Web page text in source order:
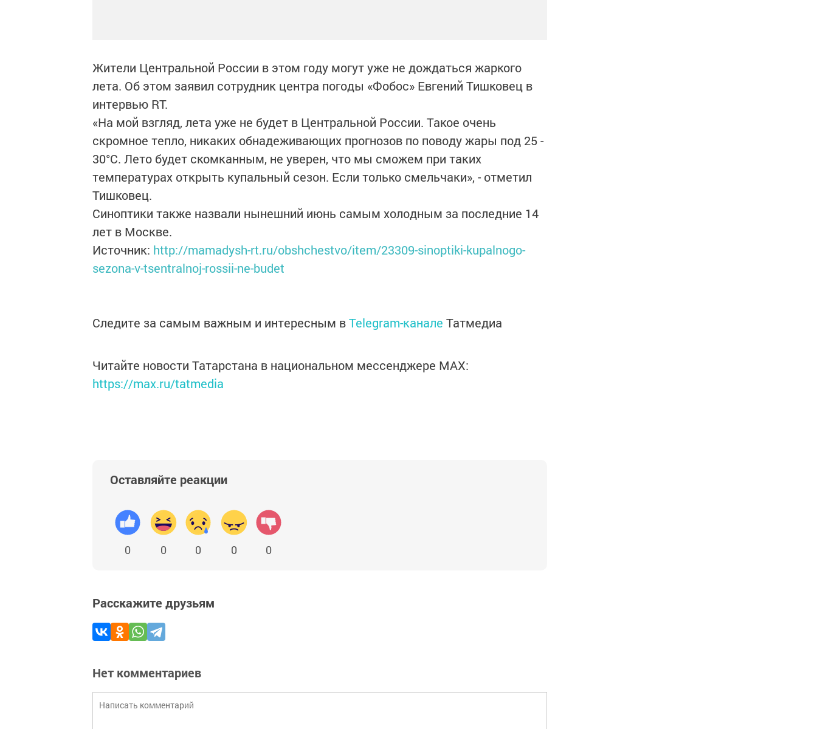
Жители Центральной России в этом году могут уже не дождаться жаркого
лета. Об этом заявил сотрудник центра погоды «Фобос» Евгений Тишковец в
интервью RT.
«На мой взгляд, лета уже не будет в Центральной России. Такое очень
скромное тепло, никаких обнадеживающих прогнозов по поводу жары под 25 -
30°C. Лето будет скомканным, не уверен, что мы сможем при таких
температурах открыть купальный сезон. Если только смельчаки», - отметил
Тишковец.
Синоптики также назвали нынешний июнь самым холодным за последние 14
лет в Москве.
Источник: http://mamadysh-rt.ru/obshchestvo/item/23309-sinoptiki-kupalnogo-
sezona-v-tsentralnoj-rossii-ne-budet
Следите за самым важным и интересным вTelegram-канале Татмедиа
Читайте новости Татарстана в национальном мессенджере MАХ:
https://max.ru/tatmedia
Оставляйте реакции
0 0 0 0 0
Расскажите друзьям
Нет комментариев